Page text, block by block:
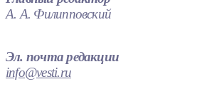
А. А. Филипповский
Эл. почта редакции
info@vesti.ru